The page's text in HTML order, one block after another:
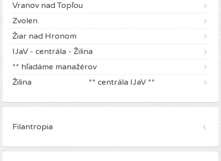
Vranov nad Topľou
Zvolen
Žiar nad Hronom
IJaV - centrála - Žilina
** hľadáme manažérov
Žilina ** centrála IJaV **
Filantropia